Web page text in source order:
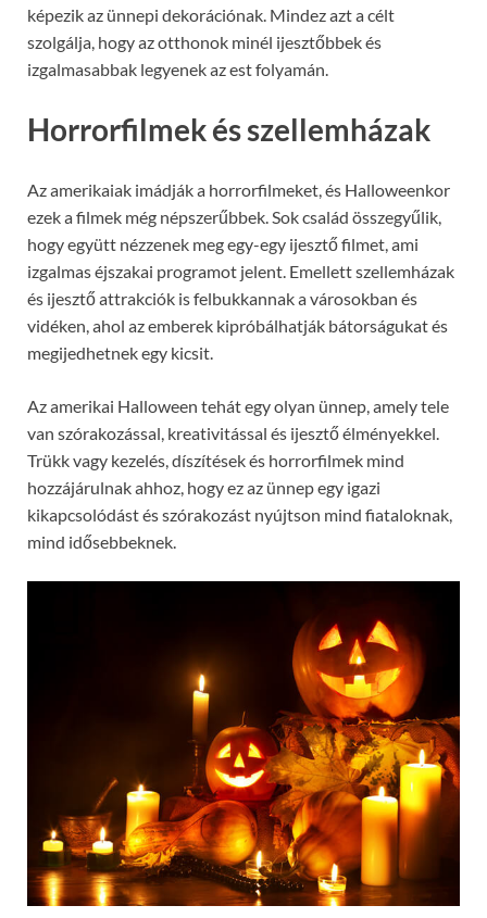
képezik az ünnepi dekorációnak. Mindez azt a célt
szolgálja, hogy az otthonok minél ijesztőbbek és
izgalmasabbak legyenek az est folyamán.
Horrorfilmek és szellemházak
Az amerikaiak imádják a horrorfilmeket, és Halloweenkor
ezek a filmek még népszerűbbek. Sok család összegyűlik,
hogy együtt nézzenek meg egy-egy ijesztő filmet, ami
izgalmas éjszakai programot jelent. Emellett szellemházak
és ijesztő attrakciók is felbukkannak a városokban és
vidéken, ahol az emberek kipróbálhatják bátorságukat és
megijedhetnek egy kicsit.
Az amerikai Halloween tehát egy olyan ünnep, amely tele
van szórakozással, kreativitással és ijesztő élményekkel.
Trükk vagy kezelés, díszítések és horrorfilmek mind
hozzájárulnak ahhoz, hogy ez az ünnep egy igazi
kikapcsolódást és szórakozást nyújtson mind fiataloknak,
mind idősebbeknek.